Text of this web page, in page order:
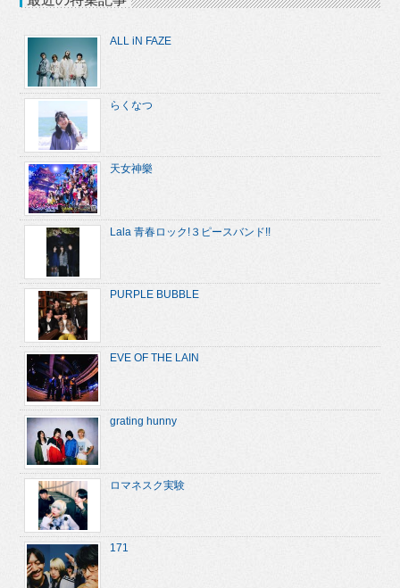
ALL iN FAZE
らくなつ
天女神樂
Lala 青春ロック!３ピースバンド!!
PURPLE BUBBLE
EVE OF THE LAIN
grating hunny
ロマネスク実験
171